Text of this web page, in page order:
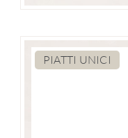
PIATTI UNICI